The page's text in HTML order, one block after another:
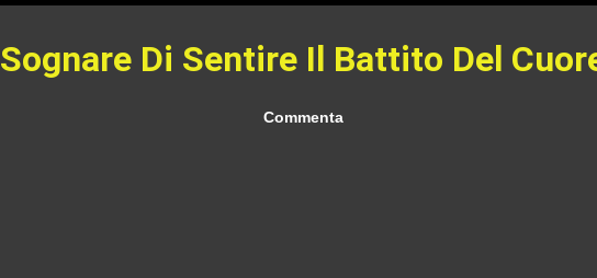
Sognare Di Sentire Il Battito Del
Commenta